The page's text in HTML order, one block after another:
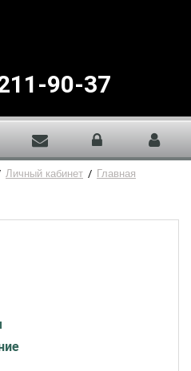
90-37
Личный кабинет / Главная